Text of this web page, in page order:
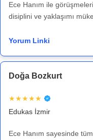
Ece Hanım ile
disiplini ve yaklaşımı
Yorum Linki
Doğa Bozkurt
★★★★★
Edukas İzmir
Ece Hanım sayesinde